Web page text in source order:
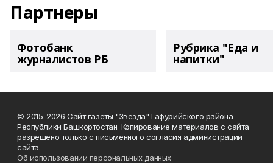
Партнеры
Фотобанк
журналистов РБ
Рубрика "Еда и
напитки"
© 2015-2026 Сайт газеты "Звезда" Гафурийского района
Республики Башкортостан. Копирование материалов с сайта
разрешено только с письменного согласия администрации
сайта.
Об использовании персональных данных